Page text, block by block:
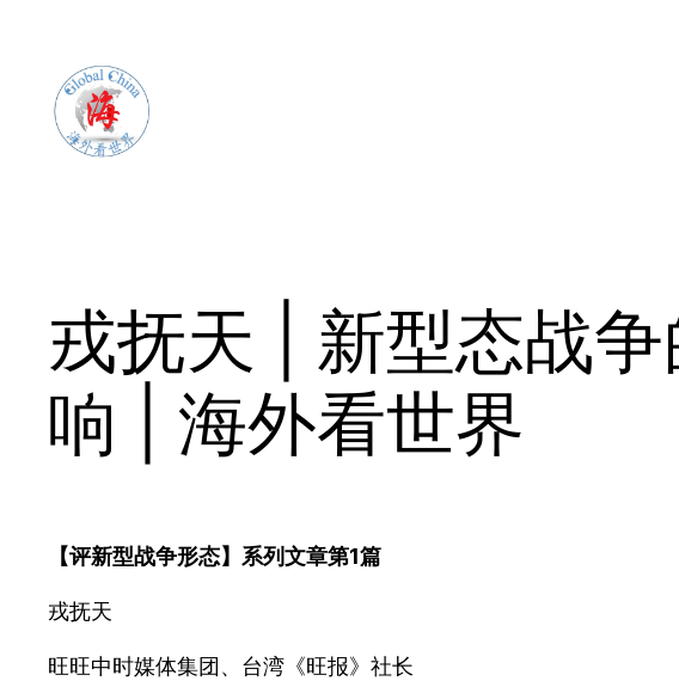
content
戎抚天 | 新型态战
响 | 海外看世界
【评新型战争形态】系列文章第1篇
戎抚天
旺旺中时媒体集团、台湾《旺报》社长